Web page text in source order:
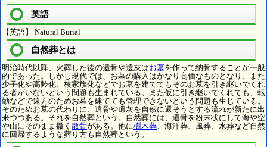
英語
【英語】 Natural Burial
自然葬とは
明治時代以降、火葬した後の遺骨や遺灰はお墓を作って納骨することが一般
的であった。しかし現代では、お墓の購入はかなり高価なものとなり、また
少子化や高齢化、核家族化などでお墓を建ててもそのお墓を引き継いでくれ
る者がいないという問題も生まれている。また仮に引き継いでくれても、転
勤などで遠方のためお墓を建てても管理できないという問題も生じている。
そのためお墓の代わりに、遺骨や遺灰を自然に還そうとする流れが新たに出
来つつある。それを自然葬という。自然葬には、遺骨を粉末状にして海や空
や山にそのまま撒く 散骨がある。他に樹木葬、海洋葬、風葬、水葬など自然
に回帰するような葬り方も自然葬という。